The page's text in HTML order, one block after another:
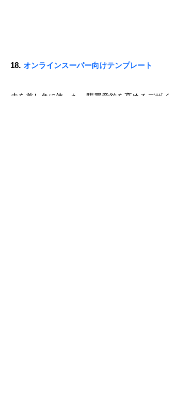
18. オンラインスーパー向けテンプレート
赤を差し色に使った、購買意欲を高めるデザイ